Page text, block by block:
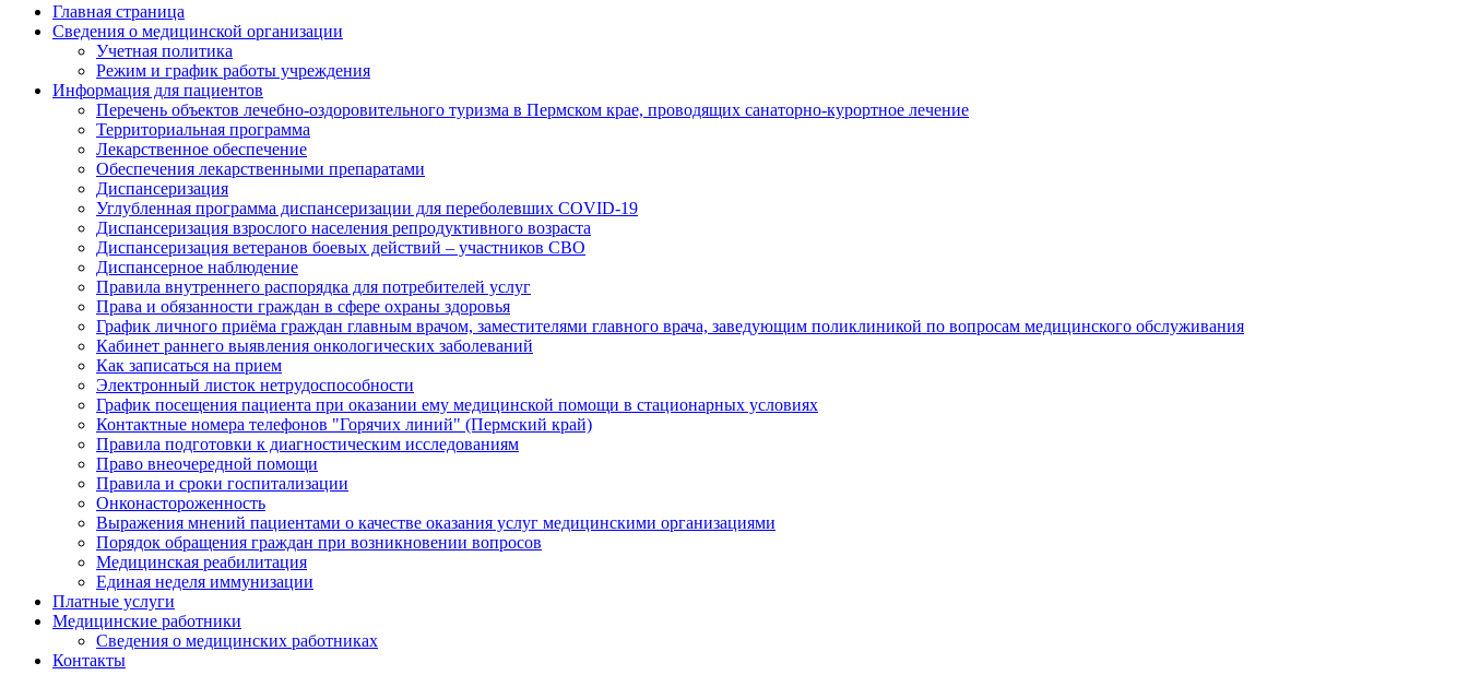
Главная страница
Сведения о медицинской организации
Учетная политика
Режим и график работы учреждения
Информация для пациентов
Перечень объектов лечебно-оздоровительного туризма в Пермском крае, проводящих санаторно-курортное лечение
Территориальная программа
Лекарственное обеспечение
Обеспечения лекарственными препаратами
Диспансеризация
Углубленная программа диспансеризации для переболевших COVID-19
Диспансеризация взрослого населения репродуктивного возраста
Диспансеризация ветеранов боевых действий – участников СВО
Диспансерное наблюдение
Правила внутреннего распорядка для потребителей услуг
Права и обязанности граждан в сфере охраны здоровья
График личного приёма граждан главным врачом, заместителями главного врача, заведующим поликлиникой по вопросам медицинского обслуживания
Кабинет раннего выявления онкологических заболеваний
Как записаться на прием
Электронный листок нетрудоспособности
График посещения пациента при оказании ему медицинской помощи в стационарных условиях
Контактные номера телефонов "Горячих линий" (Пермский край)
Правила подготовки к диагностическим исследованиям
Право внеочередной помощи
Правила и сроки госпитализации
Онконастороженность
Выражения мнений пациентами о качестве оказания услуг медицинскими организациями
Порядок обращения граждан при возникновении вопросов
Медицинская реабилитация
Единая неделя иммунизации
Платные услуги
Медицинские работники
Сведения о медицинских работниках
Контакты